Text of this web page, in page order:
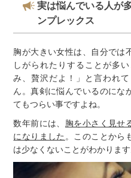
実は悩んでいる人が
ンプレックス
胸が大きい女性は、自分では
しがられたりすることが多
み、贅沢だよ！」と言われ
ん。真剣に悩んでいるのにな
てもつらい事ですよね。
数年前には、 胸を小さく見せ
になりました 。このことから
は少なくないことがわかります